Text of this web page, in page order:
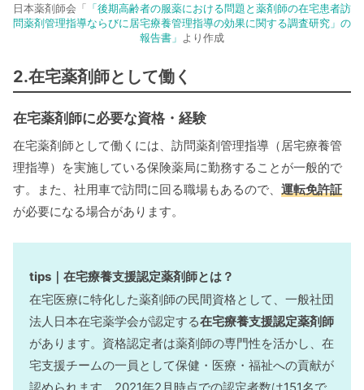
日本薬剤師会「 「後期高齢者の服薬における問題と薬剤師の在宅患者訪
問薬剤管理指導ならびに居宅療養管理指導の効果に関する調査研究」の
報告書 」 より作成
2.在宅薬剤師として働く
在宅薬剤師に必要な資格・経験
在宅薬剤師として働くには、訪問薬剤管理指導（居宅療養管
理指導）を実施している保険薬局に勤務することが一般的で
す。また、社用車で訪問に回る職場もあるので、 運転免許証
が必要になる場合があります。
tips｜在宅療養支援認定薬剤師とは？
在宅医療に特化した薬剤師の民間資格として、一般社団
法人日本在宅薬学会が認定する在宅療養支援認定薬剤師
があります。資格認定者は薬剤師の専門性を活かし、在
宅支援チームの一員として保健・医療・福祉への貢献が
認められます。2021年2月時点での認定者数は151名で